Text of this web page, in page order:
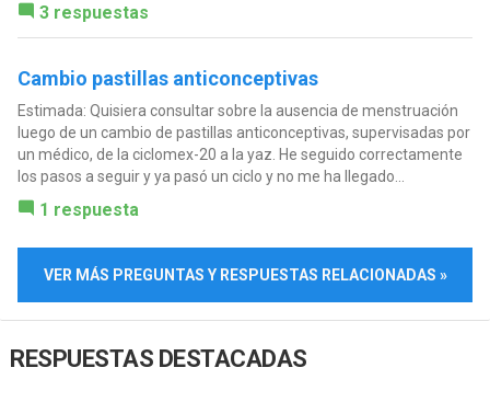
3 respuestas
Cambio pastillas anticonceptivas
Estimada: Quisiera consultar sobre la ausencia de menstruación
luego de un cambio de pastillas anticonceptivas, supervisadas por
un médico, de la ciclomex-20 a la yaz. He seguido correctamente
los pasos a seguir y ya pasó un ciclo y no me ha llegado...
1 respuesta
VER MÁS PREGUNTAS Y RESPUESTAS RELACIONADAS »
RESPUESTAS DESTACADAS